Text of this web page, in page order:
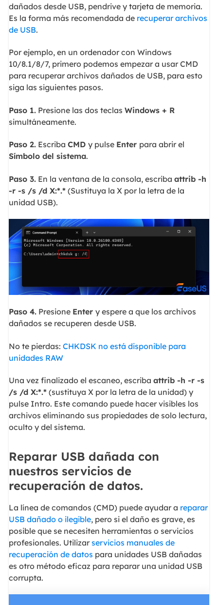
dañados desde USB, pendrive y tarjeta de memoria.
Es la forma más recomendada de recuperar archivos
de USB.
Por ejemplo, en un ordenador con Windows
10/8.1/8/7, primero podemos empezar a usar CMD
para recuperar archivos dañados de USB, para esto
siga las siguientes pasos.
Paso 1.Presione las dos teclas Windows + R
simultáneamente.
Paso 2.Escriba CMD y pulse Enter para abrir el
Símbolo del sistema.
Paso 3.En la ventana de la consola, escriba attrib -h
-r -s /s /d X:*.*(Sustituya la X por la letra de la
unidad USB).
Paso 4.Presione Enter y espere a que los archivos
dañados se recuperen desde USB.
No te pierdas: CHKDSK no está disponible para
unidades RAW
Una vez finalizado el escaneo, escriba attrib -h -r -s
/s /d X:*.*(sustituya X por la letra de la unidad) y
pulse Intro. Este comando puede hacer visibles los
archivos eliminando sus propiedades de solo lectura,
oculto y del sistema.
Reparar USB dañada con
nuestros servicios de
recuperación de datos.
La línea de comandos (CMD) puede ayudar a reparar
USB dañado o ilegible, pero si el daño es grave, es
posible que se necesiten herramientas o servicios
profesionales. Utilizar servicios manuales de
recuperación de datos para unidades USB dañadas
es otro método eficaz para reparar una unidad USB
corrupta.